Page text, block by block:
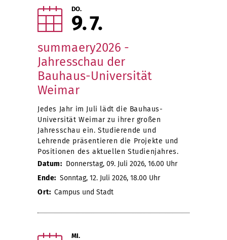
DO.
9 7
summaery2026 -
Jahresschau der
Bauhaus-Universität
Weimar
Jedes Jahr im Juli lädt die Bauhaus-
Universität Weimar zu ihrer großen
Jahresschau ein. Studierende und
Lehrende präsentieren die Projekte und
Positionen des aktuellen Studienjahres.
Datum: Donnerstag, 09. Juli 2026, 16.00 Uhr
Ende: Sonntag, 12. Juli 2026, 18.00 Uhr
Ort: Campus und Stadt
MI.